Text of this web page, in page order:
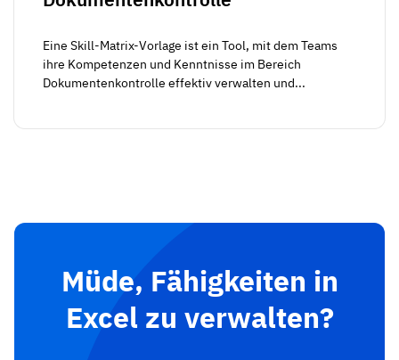
Eine Skill-Matrix-Vorlage ist ein Tool, mit dem Teams
ihre Kompetenzen und Kenntnisse im Bereich
Dokumentenkontrolle effektiv verwalten und...
Müde, Fähigkeiten in
Excel zu verwalten?